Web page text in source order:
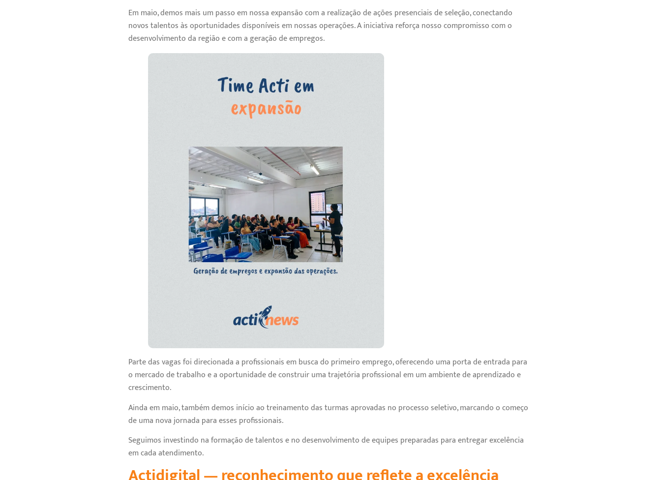
Em maio, demos mais um passo em nossa expansão com a realização de ações presenciais de seleção, conectando
novos talentos às oportunidades disponíveis em nossas operações. A iniciativa reforça nosso compromisso com o
desenvolvimento da região e com a geração de empregos.
Parte das vagas foi direcionada a profissionais em busca do primeiro emprego, oferecendo uma porta de entrada para
o mercado de trabalho e a oportunidade de construir uma trajetória profissional em um ambiente de aprendizado e
crescimento.
Ainda em maio, também demos início ao treinamento das turmas aprovadas no processo seletivo, marcando o começo
de uma nova jornada para esses profissionais.
Seguimos investindo na formação de talentos e no desenvolvimento de equipes preparadas para entregar excelência
em cada atendimento.